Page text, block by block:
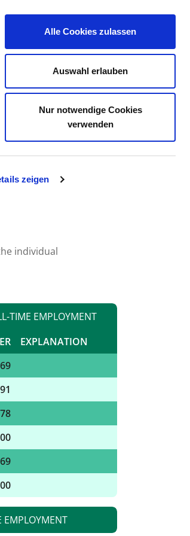
zeigen
Alle Cookies zulassen
Auswahl erlauben
Nur notwendige Cookies
verwenden
JOB PORTAL CONTACT
individual
TIME EMPLOYMENT
EXPLANATION
EMPLOYMENT